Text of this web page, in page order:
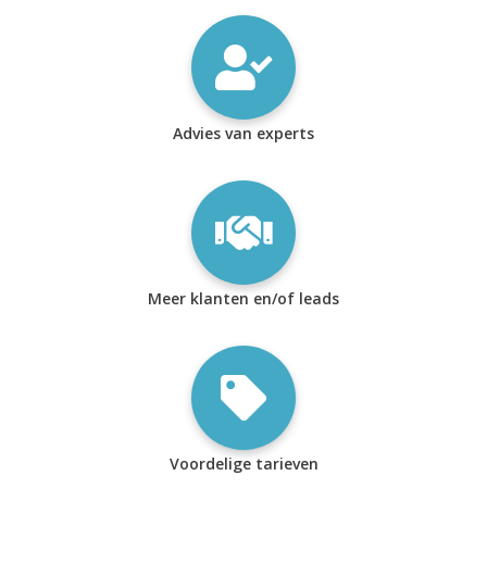
Advies van experts
Meer klanten en/of leads
Voordelige tarieven